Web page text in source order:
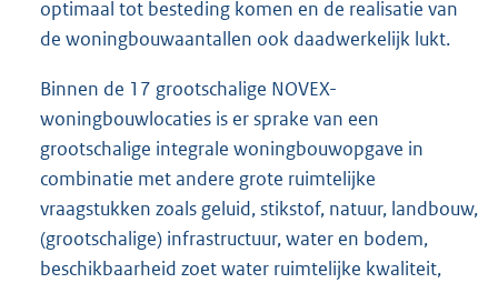
optimaal tot besteding komen en de realisatie van
de woningbouwaantallen ook daadwerkelijk lukt.
Binnen de 17 grootschalige NOVEX-
woningbouwlocaties is er sprake van een
grootschalige integrale woningbouwopgave in
combinatie met andere grote ruimtelijke
vraagstukken zoals geluid, stikstof, natuur, landbouw,
(grootschalige) infrastructuur, water en bodem,
beschikbaarheid zoet water ruimtelijke kwaliteit,